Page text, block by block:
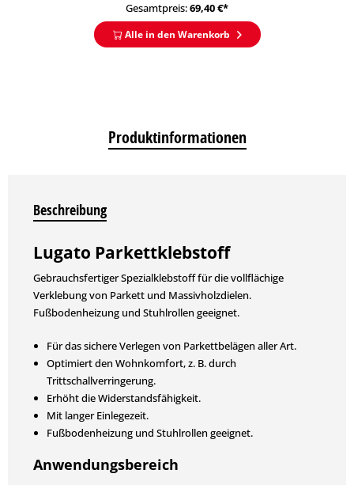
Gesamtpreis:69,40€*
Alle in den Warenkorb
Produktinformationen
Beschreibung
Lugato Parkettklebstoff
Gebrauchsfertiger Spezialklebstoff für die vollflächige
Verklebung von Parkett und Massivholzdielen.
Fußbodenheizung und Stuhlrollen geeignet.
Für das sichere Verlegen von Parkettbelägen aller Art.
Optimiert den Wohnkomfort, z. B. durch
Trittschallverringerung.
Erhöht die Widerstandsfähigkeit.
Mit langer Einlegezeit.
Fußbodenheizung und Stuhlrollen geeignet.
Anwendungsbereich